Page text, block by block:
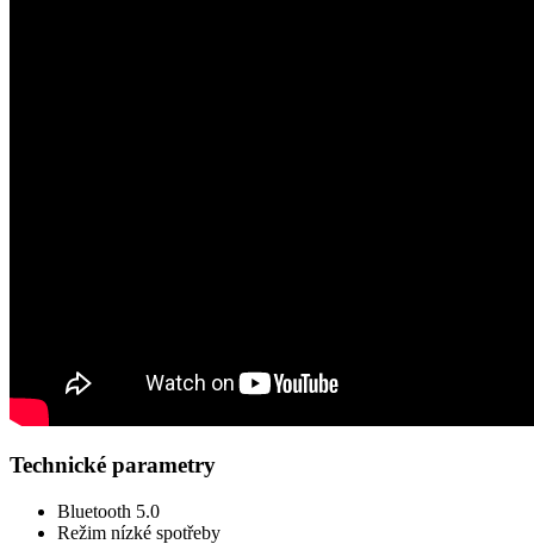
Technické parametry
Bluetooth 5.0
Režim nízké spotřeby